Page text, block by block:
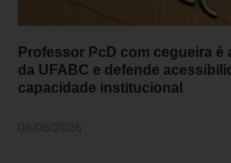
Professor PcD com cegueira
da UFABC e defende
capacidade institucional